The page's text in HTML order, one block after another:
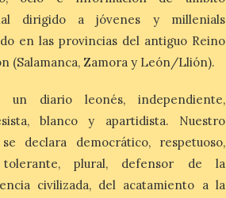
coche ni usarlo ese día. Los accesos a
la Campa Torres y La […]
La decimonovena
viaje nos llega desde la
plaza de Oriente en
Madrid
8 Ago 2026
Nueva edición de León
dirigido a jóvenes y millenials
en las provincias del antiguo Reino
(Salamanca, Zamora y León/Llión).
un diario leonés, independiente,
blanco y apartidista. Nuestro
declara democrático, respetuoso,
tolerante, plural, defensor de la
civilizada, del acatamiento a la